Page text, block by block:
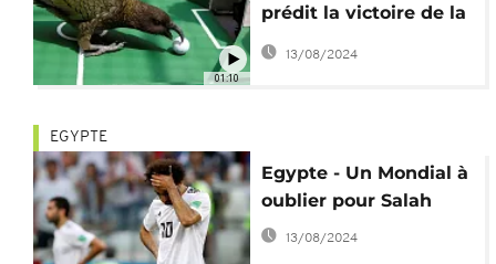
01:10
prédit la victoire de la
France en quart de
finale
13/08/2024
EGYPTE
Egypte - Un Mondial à
oublier pour Salah
13/08/2024